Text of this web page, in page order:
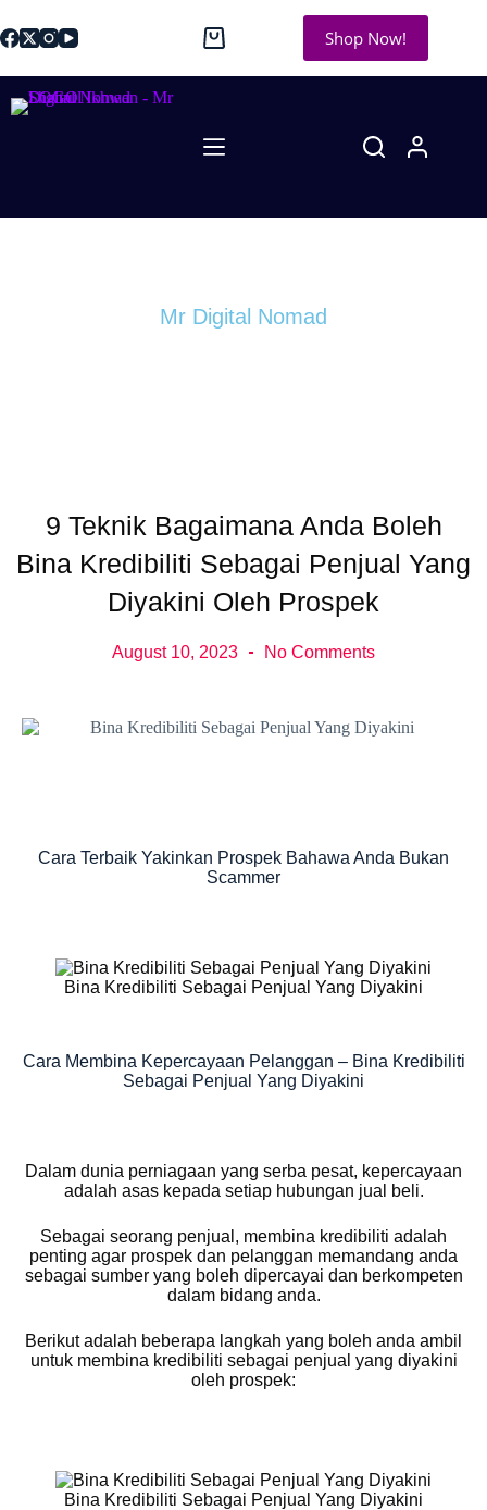
Shop Now!
Mr Digital Nomad
9 Teknik Bagaimana Anda Boleh
Bina Kredibiliti Sebagai Penjual Yang
Diyakini Oleh Prospek
August 10, 2023 No Comments
Cara Terbaik Yakinkan Prospek Bahawa Anda Bukan
Scammer
Bina Kredibiliti Sebagai Penjual Yang Diyakini
Cara Membina Kepercayaan Pelanggan – Bina Kredibiliti
Sebagai Penjual Yang Diyakini
Dalam dunia perniagaan yang serba pesat, kepercayaan
adalah asas kepada setiap hubungan jual beli.
Sebagai seorang penjual, membina kredibiliti adalah
penting agar prospek dan pelanggan memandang anda
sebagai sumber yang boleh dipercayai dan berkompeten
dalam bidang anda.
Berikut adalah beberapa langkah yang boleh anda ambil
untuk membina kredibiliti sebagai penjual yang diyakini
oleh prospek:
Bina Kredibiliti Sebagai Penjual Yang Diyakini